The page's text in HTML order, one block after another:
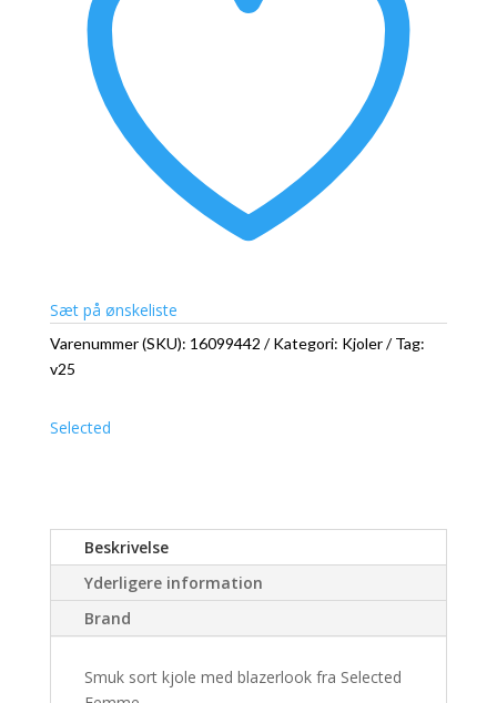
Sæt på ønskeliste
Varenummer (SKU): 16099442 Kategori: Kjoler
Tag:
v25
Selected
Beskrivelse
Yderligere information
Brand
Smuk sort kjole med blazerlook fra Selected